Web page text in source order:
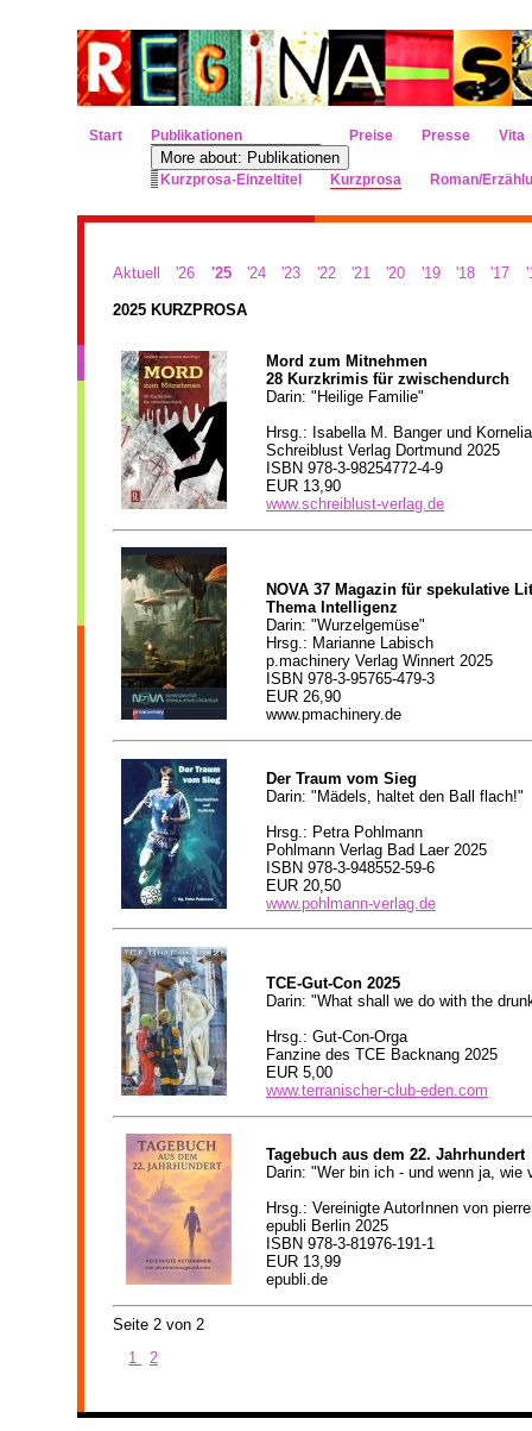
Start Publikationen
More about: Publikationen
Kurzprosa-Einzeltitel Kurzprosa Roman/
Preise Presse Vita
Aktuell '26 '25 '24 '23 '22 '21 '20 '19 '18 '17
2025 KURZPROSA
Mord zum Mitnehmen
28 Kurzkrimis für zwischendurch
Darin: "Heilige Familie"
Hrsg.: Isabella M. Banger und
Schreiblust Verlag Dortmund 2025
ISBN 978-3-98254772-4-9
EUR 13,90
www.schreiblust-verlag.de
NOVA 37 Magazin für spekulative
Thema Intelligenz
Darin: "Wurzelgemüse"
Hrsg.: Marianne Labisch
p.machinery Verlag Winnert 2025
ISBN 978-3-95765-479-3
EUR 26,90
www.pmachinery.de
Der Traum vom Sieg
Darin: "Mädels, haltet den Ball flach!"
Hrsg.: Petra Pohlmann
Pohlmann Verlag Bad Laer 2025
ISBN 978-3-948552-59-6
EUR 20,50
www.pohlmann-verlag.de
TCE-Gut-Con 2025
Darin: "What shall we do with the
Hrsg.: Gut-Con-Orga
Fanzine des TCE Backnang 2025
EUR 5,00
www.terranischer-club-eden.com
Tagebuch aus dem 22. Jahrhundert
Darin: "Wer bin ich - und wenn ja, wie
Hrsg.: Vereinigte AutorInnen von
epubli Berlin 2025
ISBN 978-3-81976-191-1
EUR 13,99
epubli.de
Seite 2 von 2
1
2